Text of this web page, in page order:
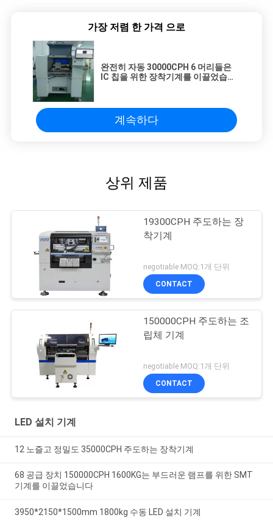
가장 저렴 한 가격 으로
완전히 자동 30000CPH 6 머리들은
IC 칩을 위한 장착기계를 이끌었습니
계속하다
상위 제품
19300CPH 주도하는 장
착기계
negotiable MOQ:1개 단위
CONTACT
150000CPH 주도하는 조
립체 기계
negotiable MOQ:1개 단위
CONTACT
LED 설치 기계
12 노즐고 정밀도 35000CPH 주도하는 장착기계
68 공급 장치 150000CPH 1600KG는 부드러운 램프를 위한 SMT
기계를 이끌었습니다
3950*2150*1500mm 1800kg 수동 LED 설치 기계